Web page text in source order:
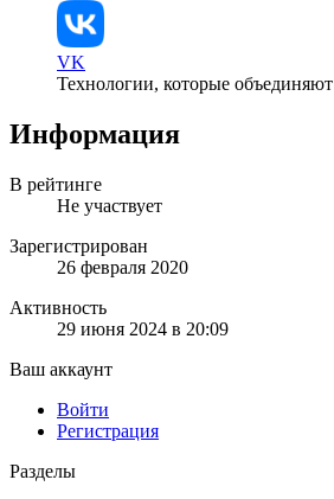
VK
Технологии, которые объединяют
Информация
В рейтинге
Не участвует
Зарегистрирован
26 февраля 2020
Активность
29 июня 2024 в 20:09
Ваш аккаунт
Войти
Регистрация
Разделы